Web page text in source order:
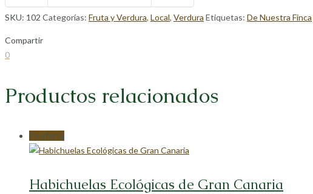
SKU: 102 Categorías: Fruta y Verdura, Local, Verdura Etiquetas: De Nuestra Finca
Compartir
Compartir
Compartir
Compartir
Compartir
0
Productos relacionados
En oferta
Habichuelas Ecológicas de Gran Canaria